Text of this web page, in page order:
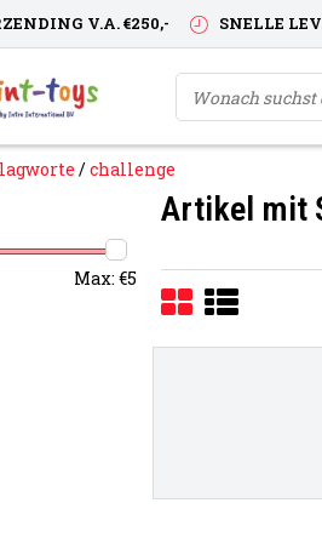
V.A. €250,- SNELLE
/challenge
Max: €5
Artikel mit